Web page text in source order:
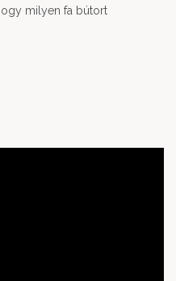
milyen fa bútort